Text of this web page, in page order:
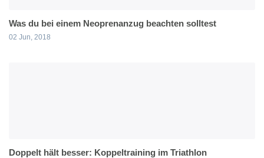
Was du bei einem Neoprenanzug beachten solltest
02 Jun, 2018
Doppelt hält besser: Koppeltraining im Triathlon